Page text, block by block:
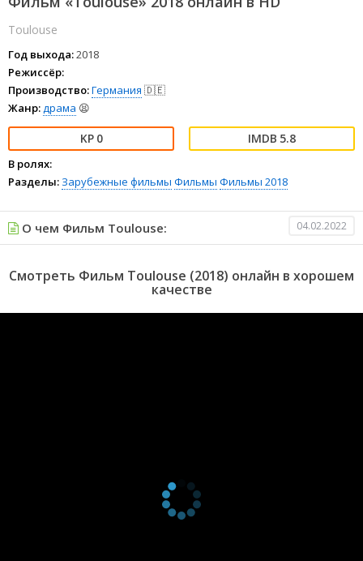
Toulouse
Год выхода:2018
Режиссёр:
Производство:Германия 🇩🇪
Жанр:драма 😫
0 5.8
В ролях:
Разделы: Зарубежные фильмы Фильмы Фильмы 2018
О чем Фильм Toulouse: 04.02.2022
Смотреть Фильм Toulouse (2018) онлайн в хорошем
качестве